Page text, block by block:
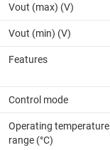
Vout (max) (V)
Vout (min) (V)
Features
Control mode
Operating temperature
range (°C)